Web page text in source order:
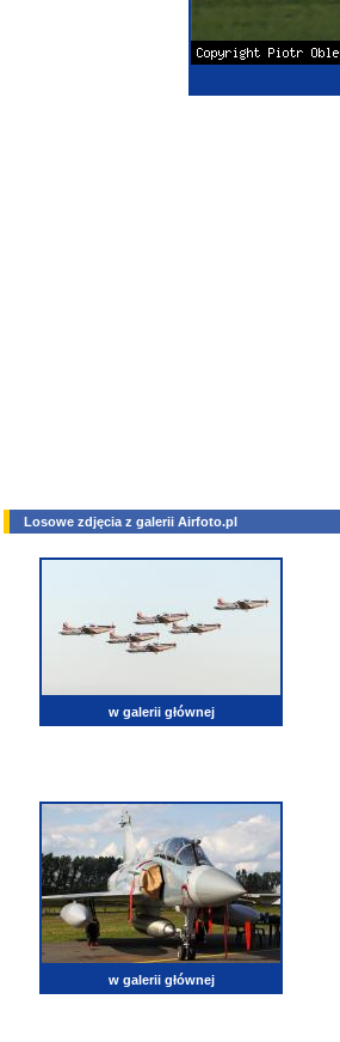
Losowe zdjęcia z galerii Airfoto.pl
w galerii głównej
w galerii głównej